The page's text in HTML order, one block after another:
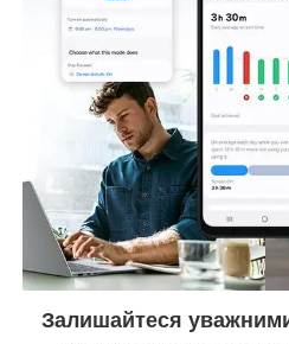
Залишайтеся